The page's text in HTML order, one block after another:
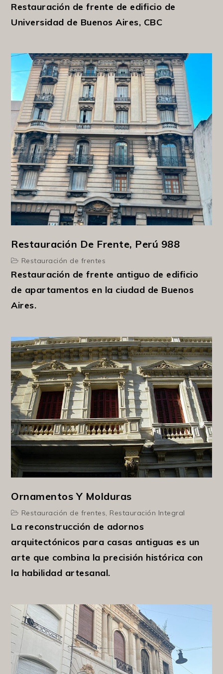
Restauración de frente de edificio de
Universidad de Buenos Aires, CBC
Restauración De Frente, Perú 988
Restauración de frentes
Restauración de frente antiguo de edificio
de apartamentos en la ciudad de Buenos
Aires.
Ornamentos Y Molduras
Restauración de frentes, Restauración Integral
La reconstrucción de adornos
arquitectónicos para casas antiguas es un
arte que combina la precisión histórica con
la habilidad artesanal.